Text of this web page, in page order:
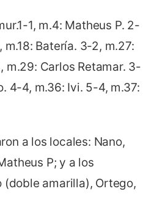
1, m.4: Matheus P. 2-
m.18: Batería. 3-2, m.27:
m.29: Carlos Retamar. 3-
4-4, m.36: Ivi. 5-4, m.37:
a los locales: Nano,
P; y a los
amarilla), Ortego,